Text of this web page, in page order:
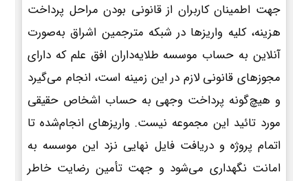
جهت اطمینان کاربران از قانونی بودن مراحل پرداخت
هزینه، کلیه واریزها در شبکه مترجمین اشراق به‌صورت
آنلاین به حساب موسسه طلایه‌داران افق علم که دارای
مجوزهای قانونی لازم در این زمینه است، انجام می‌گیرد
و هیچ‌گونه پرداخت وجهی به حساب اشخاص حقیقی
مورد تائید این مجموعه نیست. واریزهای انجام‌شده تا
اتمام پروژه و دریافت فایل نهایی نزد این موسسه به
امانت نگهداری می‌شود و جهت تأمین رضایت خاطر